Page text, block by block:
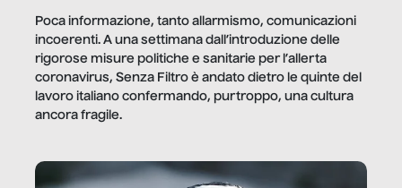
Poca informazione, tanto allarmismo, comunicazioni
incoerenti. A una settimana dall’introduzione delle
rigorose misure politiche e sanitarie per l’allerta
coronavirus, Senza Filtro è andato dietro le quinte del
lavoro italiano confermando, purtroppo, una cultura
ancora fragile.